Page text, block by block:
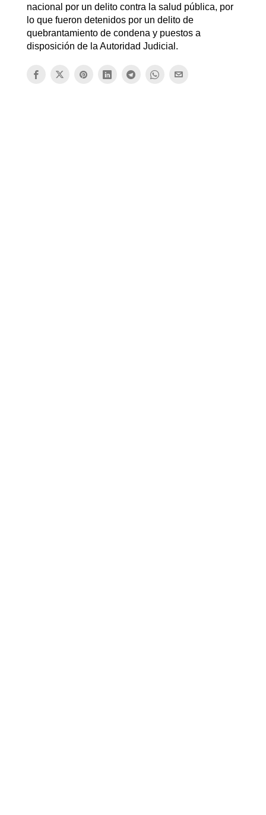
nacional por un delito contra la salud pública, por
lo que fueron detenidos por un delito de
quebrantamiento de condena y puestos a
disposición de la Autoridad Judicial.